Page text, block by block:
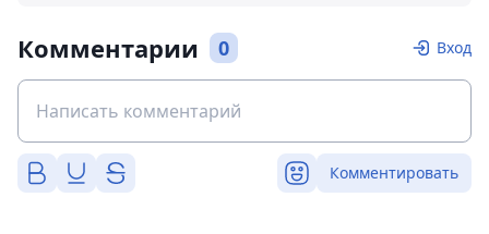
Комментарии 0 Вход
Комментировать